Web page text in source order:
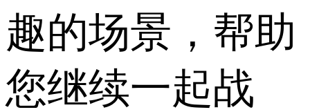
趣的场景，帮助
您继续一起战